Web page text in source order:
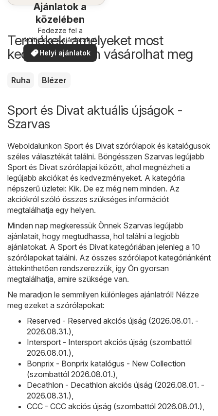
Ajánlatok a
közelében
Fedezze fel a
különleges ajánlatokat
Helyi ajánlatok
Termékek, amelyeket most
kedvezőbb áron vásárolhat meg
Ruha Blézer
Sport és Divat aktuális újságok -
Szarvas
Weboldalunkon Sport és Divat szórólapok és katalógusok
széles választékát találni. Böngésszen Szarvas legújabb
Sport és Divat szórólapjai között, ahol megnézheti a
legújabb akciókat és kedvezményeket. A kategória
népszerű üzletei: Kik. De ez még nem minden. Az
akciókról szóló összes szükséges információt
megtalálhatja egy helyen.
Minden nap megkeressük Önnek Szarvas legújabb
ajánlatait, hogy megtudhassa, hol találni a legjobb
ajánlatokat. A Sport és Divat kategóriában jelenleg a 10
szórólapokat találni. Az összes szórólapot kategóriánként
áttekinthetően rendszerezzük, így Ön gyorsan
megtalálhatja, amire szüksége van.
Ne maradjon le semmilyen különleges ajánlatról! Nézze
meg ezeket a szórólapokat:
Reserved - Reserved akciós újság (2026.08.01. -
2026.08.31.)
Intersport - Intersport akciós újság (szombattól
2026.08.01.)
Bonprix - Bonprix katalógus - New Collection
(szombattól 2026.08.01.)
Decathlon - Decathlon akciós újság (2026.08.01. -
2026.08.31.)
CCC - CCC akciós újság (szombattól 2026.08.01.)